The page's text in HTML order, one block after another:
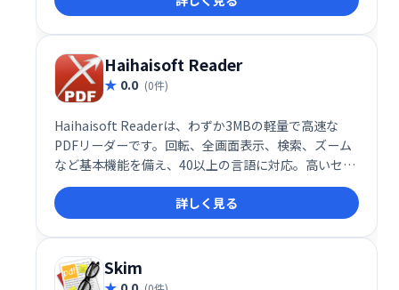
Haihaisoft Reader
0.0 (0件)
Haihaisoft Readerは、わずか3MBの軽量で高速な
PDFリーダーです。回転、全画面表示、検索、ズーム
など基本機能を備え、40以上の言語に対応。高いセキ
ュリティを誇り、ユーザーの許可なくインターネット
に接続することはありません。カジュアルユーザーに
最適な、シンプルで使いやすいPDFリーダーです。
詳しく見る
Skim